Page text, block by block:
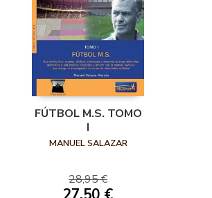
FÚTBOL M.S. TOMO
I
MANUEL SALAZAR
28,95 €